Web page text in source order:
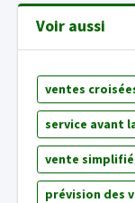
Voir aussi
ventes
service avant
vente
prévision des